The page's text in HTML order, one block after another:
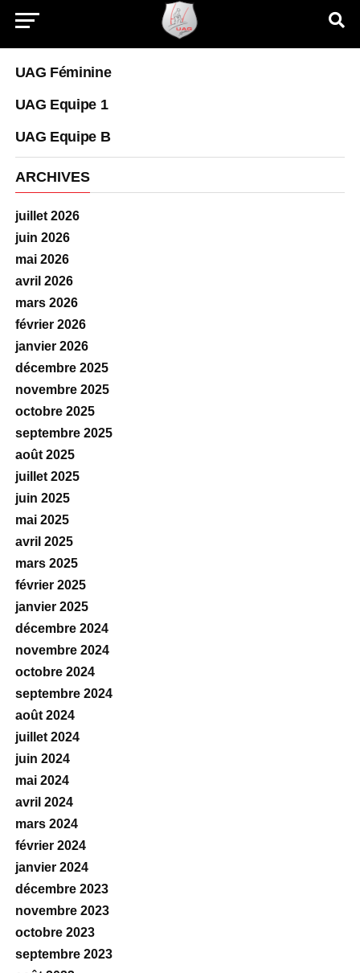
UAG Féminine
UAG Equipe 1
UAG Equipe B
ARCHIVES
juillet 2026
juin 2026
mai 2026
avril 2026
mars 2026
février 2026
janvier 2026
décembre 2025
novembre 2025
octobre 2025
septembre 2025
août 2025
juillet 2025
juin 2025
mai 2025
avril 2025
mars 2025
février 2025
janvier 2025
décembre 2024
novembre 2024
octobre 2024
septembre 2024
août 2024
juillet 2024
juin 2024
mai 2024
avril 2024
mars 2024
février 2024
janvier 2024
décembre 2023
novembre 2023
octobre 2023
septembre 2023